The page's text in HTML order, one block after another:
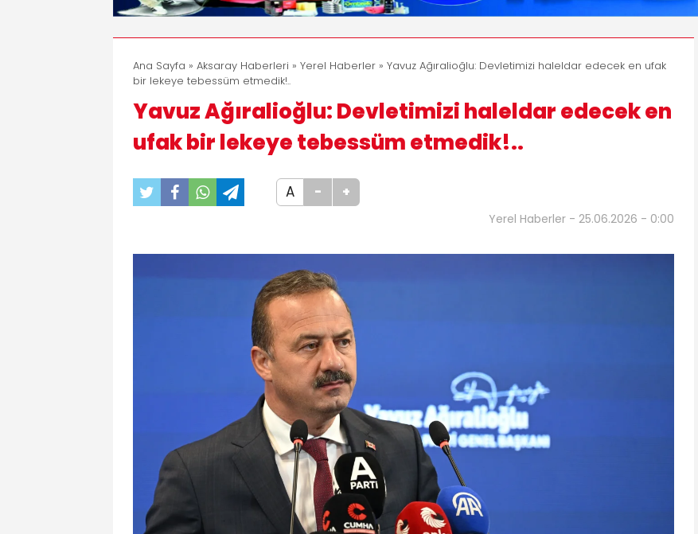
Ana Sayfa » Aksaray Haberleri » Yerel Haberler » Yavuz Ağıralioğlu: Devletimizi haleldar edecek en ufak
bir lekeye tebessüm etmedik!..
Yavuz Ağıralioğlu: Devletimizi haleldar edecek en
ufak bir lekeye tebessüm etmedik!..
A - +
Yerel Haberler - 25.06.2026 - 0:00